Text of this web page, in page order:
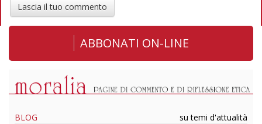
Lascia il tuo commento
ABBONATI ON-LINE
BLOG
su temi d'attualità